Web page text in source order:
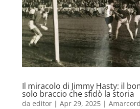
Il miracolo di Jimmy Hasty: il
solo braccio che sfidò la storia
da editor| Apr 29, 2025|